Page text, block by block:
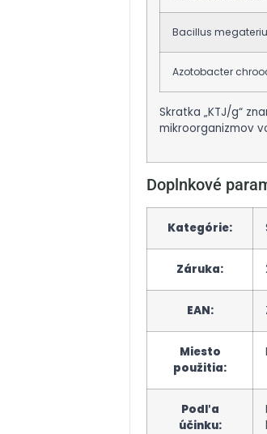
Bacillus
Azotobacter
Skratka „KTJ/g“
mikroorganizmov
Doplnkové
Kategórie:
Záruka:
EAN:
Miesto
použitia:
Podľa
účinku: